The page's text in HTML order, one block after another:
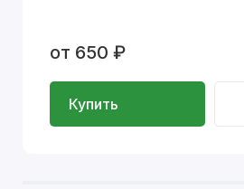
от 650 ₽
Купить